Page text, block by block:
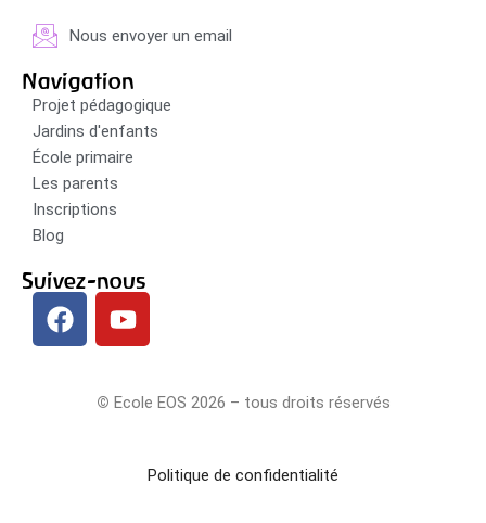
Nous envoyer un email
Navigation
Projet pédagogique
Jardins d'enfants
École primaire
Les parents
Inscriptions
Blog
Suivez-nous
© Ecole EOS 2026 – tous droits réservés
Politique de confidentialité